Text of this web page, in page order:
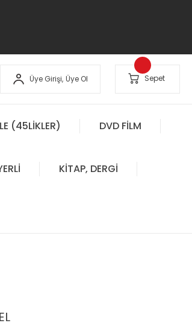
Üye Girişi, Üye Ol Sepet
(45LİKLER) DVD FİLM
KİTAP, DERGİ